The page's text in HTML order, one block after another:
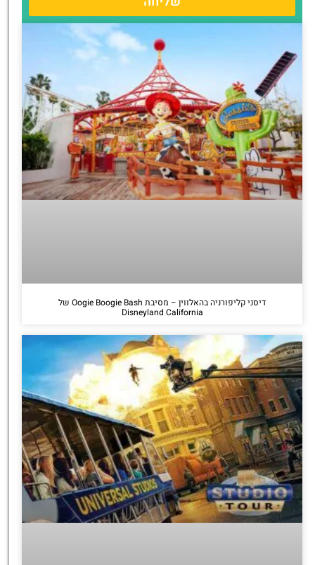
דיסני קליפורניה בהאלווין – מסיבת Oogie Boogie Bash של
Disneyland California